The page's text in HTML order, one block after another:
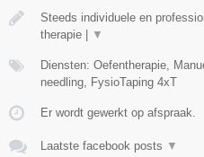
Steeds individuele en
therapie |
▼
Diensten: Oefentherapie,
needling, FysioTaping 4xT
Er wordt gewerkt op afspraak.
Laatste facebook posts ▼